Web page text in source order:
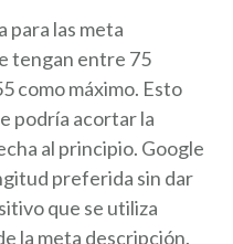
para las meta
tengan entre 75
como máximo. Esto
podría acortar la
al principio. Google
preferida sin dar
que se utiliza
la meta descripción.